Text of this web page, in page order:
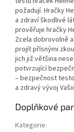
požadují. Hračky
a zdraví škodlivé
prověřuje hračky
Zcela dobrovolně
projít přísnými
jich již většina
potvrzující
– bezpečnost
a zdravý vývoj
Doplňkové
Kategorie: